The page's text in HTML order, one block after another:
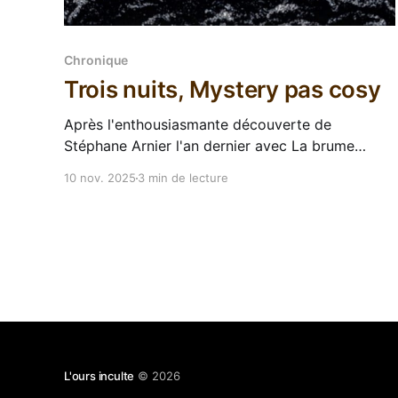
Chronique
Trois nuits, Mystery pas cosy
Après l'enthousiasmante découverte de
Stéphane Arnier l'an dernier avec La brume
10 nov. 2025 3 min de lecture
L'ours inculte © 2026